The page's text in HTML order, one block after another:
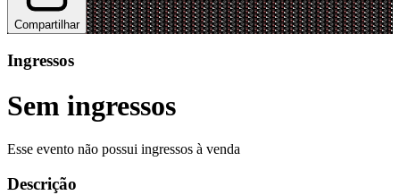
Compartilhar
Ingressos
Sem ingressos
Esse evento não possui ingressos à venda
Descrição